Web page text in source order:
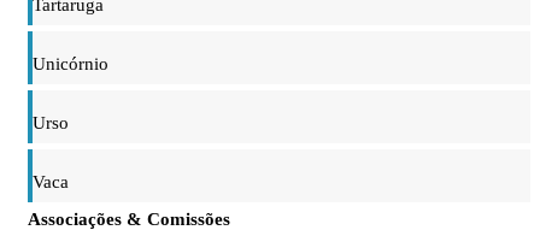
Tartaruga
Unicórnio
Urso
Vaca
Associações & Comissões